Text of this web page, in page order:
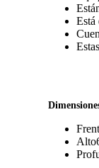
Está
Alto